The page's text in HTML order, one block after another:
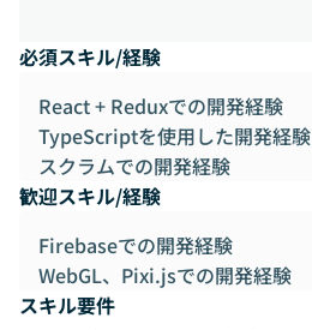
必須スキル/経験
React + Reduxでの開発経験
TypeScriptを使用した開発経験
スクラムでの開発経験
歓迎スキル/経験
Firebaseでの開発経験
WebGL、Pixi.jsでの開発経験
スキル要件